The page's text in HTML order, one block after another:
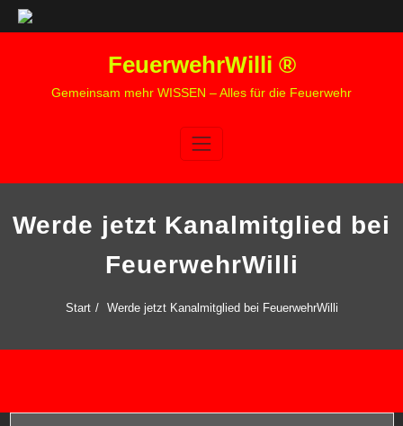
FeuerwehrWilli ®
Gemeinsam mehr WISSEN – Alles für die Feuerwehr
Werde jetzt Kanalmitglied bei
FeuerwehrWilli
Start Werde jetzt Kanalmitglied bei FeuerwehrWilli